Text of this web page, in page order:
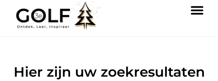
Hier zijn uw zoekresultaten